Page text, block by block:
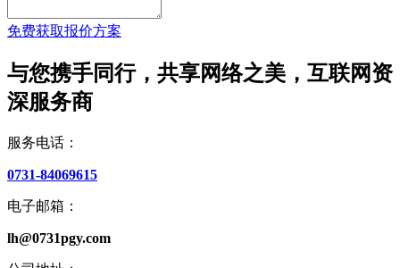
免费获取报价方案
与您携手同行，共享网络之美，互联网资
深服务商
服务电话：
0731-84069615
电子邮箱：
lh@0731pgy.com